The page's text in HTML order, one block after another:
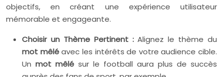
objectifs, en créant une expérience utilisateur
mémorable et engageante.
Choisir un Thème Pertinent :Alignez le thème du
mot mêléavec les intérêts de votre audience cible.
Un mot mêlé sur le football aura plus de succès